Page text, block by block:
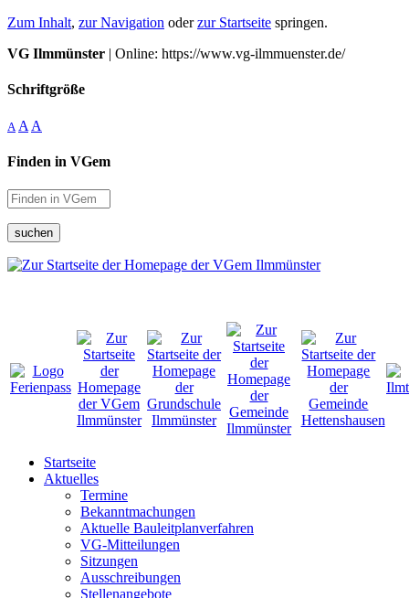
Zum Inhalt, zur Navigation oderzur Startseite springen.
VG Ilmmünster | Online: https://www.vg-ilmmuenster.de/
Schriftgröße
A A A
Finden in VGem
suchen
Startseite
Aktuelles
Termine
Bekanntmachungen
Aktuelle Bauleitplanverfahren
VG-Mitteilungen
Sitzungen
Ausschreibungen
Stellenangebote